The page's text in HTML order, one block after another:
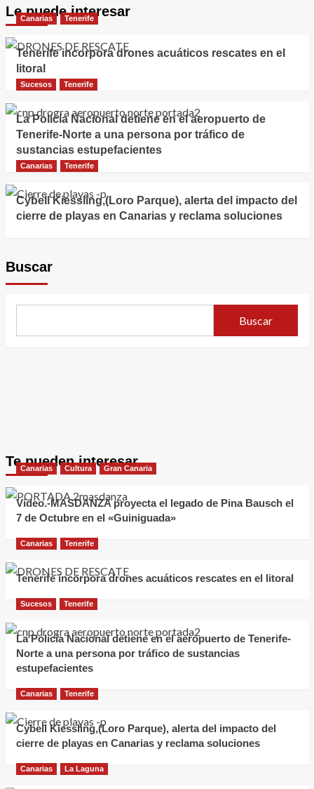
Le puede interesar
Canarias Tenerife
Tenerife incorpora drones acuáticos rescates en el
litoral
Sucesos Tenerife
La Policía Nacional detiene en el aeropuerto de
Tenerife-Norte a una persona por tráfico de
sustancias estupefacientes
Canarias Tenerife
Cybell Kiessling,(Loro Parque), alerta del impacto del
cierre de playas en Canarias y reclama soluciones
Buscar
Buscar
Te pueden interesar
Canarias Cultura Gran Canaria
Vídeo.-MASDANZA proyecta el legado de Pina Bausch el
7 de Octubre en el «Guiniguada»
Canarias Tenerife
Tenerife incorpora drones acuáticos rescates en el litoral
Sucesos Tenerife
La Policía Nacional detiene en el aeropuerto de Tenerife-
Norte a una persona por tráfico de sustancias
estupefacientes
Canarias Tenerife
Cybell Kiessling,(Loro Parque), alerta del impacto del
cierre de playas en Canarias y reclama soluciones
Canarias La Laguna